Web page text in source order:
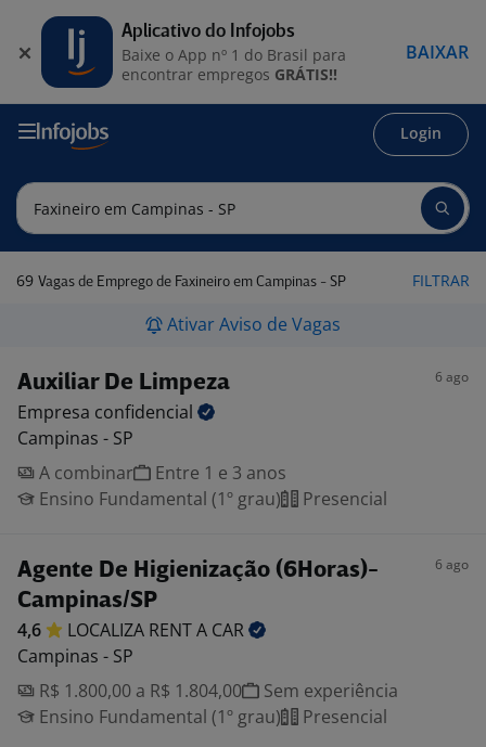
Login
69 Vagas de Emprego de Faxineiro em Campinas - SP FILTRAR
Ativar Aviso de Vagas
Auxiliar De Limpeza 6 ago
Empresa confidencial
Campinas - SP
A combinar
Entre 1 e 3 anos
Ensino Fundamental (1º grau)
Presencial
Agente De Higienização (6Horas)-
Campinas/SP
6 ago
4,6 LOCALIZA RENT A CAR
Campinas - SP
R$ 1.800,00 a R$ 1.804,00
Sem experiência
Ensino Fundamental (1º grau)
Presencial
Aplicativo do Infojobs
Baixe o App nº 1 do Brasil para
encontrar empregos GRÁTIS!!
BAIXAR